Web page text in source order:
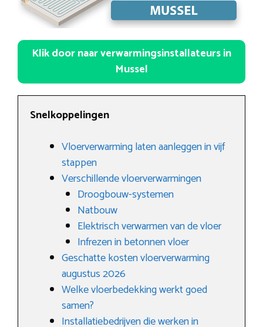
Klik door naar verwarmingsinstallateurs in
Mussel
Snelkoppelingen
Vloerverwarming laten aanleggen in vijf
stappen
Verschillende vloerverwarmingen
Droogbouw-systemen
Natbouw
Elektrisch verwarmen van de vloer
Infrezen in betonnen vloer
Geschatte kosten vloerverwarming
augustus 2026
Welke vloerbedekking werkt goed
samen?
Installatiebedrijven die werken in